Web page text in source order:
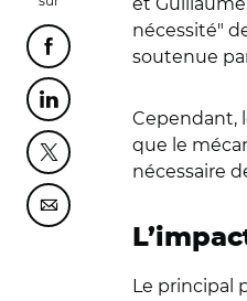
Partager cette page sur
Partager cette page sur
Partager cette page sur
Partager cette page sur
nécessité"
soutenue
Cependant,
que le
nécessaire
Le principal